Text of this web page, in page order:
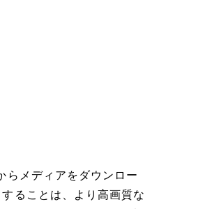
らメディアをダウンロー
ることは、より高画質な